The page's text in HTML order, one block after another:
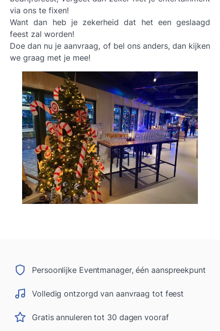
via ons te fixen!
Want dan heb je zekerheid dat het een geslaagd
feest zal worden!
Doe dan nu je aanvraag, of bel ons anders, dan kijken
we graag met je mee!
Persoonlijke Eventmanager, één aanspreekpunt
Volledig ontzorgd van aanvraag tot feest
Gratis annuleren tot 30 dagen vooraf